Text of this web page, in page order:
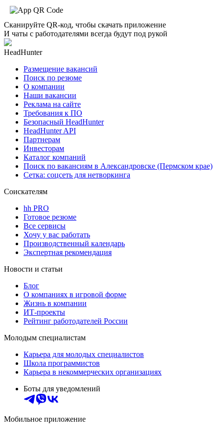
Сканируйте QR-код, чтобы скачать приложение
И чаты с работодателями всегда будут под рукой
HeadHunter
Размещение вакансий
Поиск по резюме
О компании
Наши вакансии
Реклама на сайте
Требования к ПО
Безопасный HeadHunter
HeadHunter API
Партнерам
Инвесторам
Каталог компаний
Поиск по вакансиям в Александровске (Пермском крае)
Сетка: соцсеть для нетворкинга
Соискателям
hh PRO
Готовое резюме
Все сервисы
Хочу у вас работать
Производственный календарь
Экспертная рекомендация
Новости и статьи
Блог
О компаниях в игровой форме
Жизнь в компании
ИТ-проекты
Рейтинг работодателей России
Молодым специалистам
Карьера для молодых специалистов
Школа программистов
Карьера в некоммерческих организациях
Боты для уведомлений
Мобильное приложение